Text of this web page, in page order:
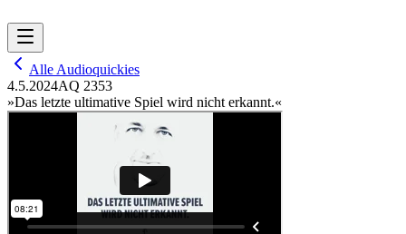
Alle Audioquickies
4.5.2024AQ 2353
»Das letzte ultimative Spiel wird nicht erkannt.«